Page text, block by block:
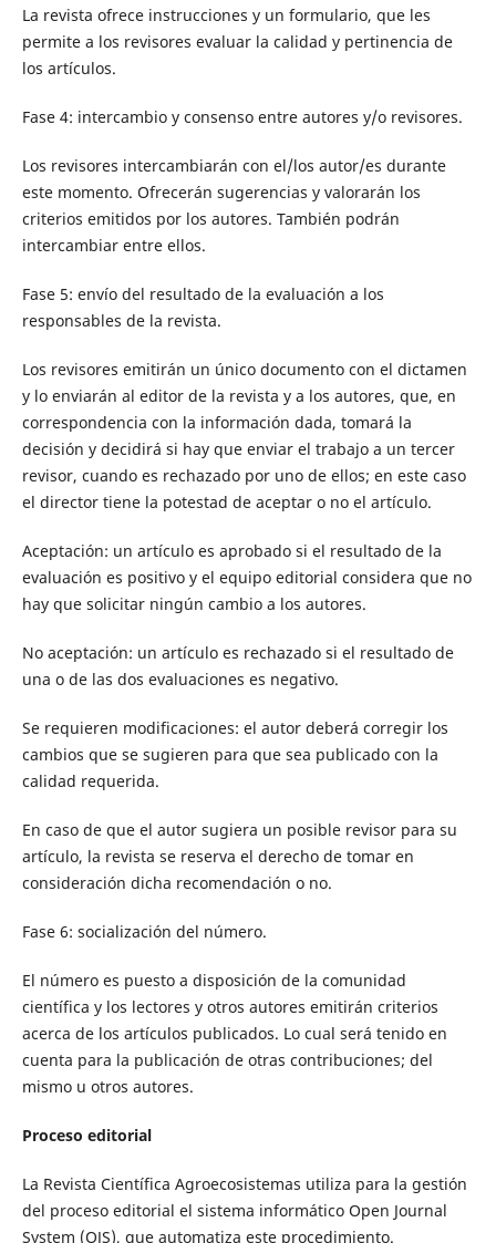
La revista ofrece instrucciones y un formulario, que les
permite a los revisores evaluar la calidad y pertinencia de
los artículos.
Fase 4: intercambio y consenso entre autores y/o revisores.
Los revisores intercambiarán con el/los autor/es durante
este momento. Ofrecerán sugerencias y valorarán los
criterios emitidos por los autores. También podrán
intercambiar entre ellos.
Fase 5: envío del resultado de la evaluación a los
responsables de la revista.
Los revisores emitirán un único documento con el dictamen
y lo enviarán al editor de la revista y a los autores, que, en
correspondencia con la información dada, tomará la
decisión y decidirá si hay que enviar el trabajo a un tercer
revisor, cuando es rechazado por uno de ellos; en este caso
el director tiene la potestad de aceptar o no el artículo.
Aceptación: un artículo es aprobado si el resultado de la
evaluación es positivo y el equipo editorial considera que no
hay que solicitar ningún cambio a los autores.
No aceptación: un artículo es rechazado si el resultado de
una o de las dos evaluaciones es negativo.
Se requieren modificaciones: el autor deberá corregir los
cambios que se sugieren para que sea publicado con la
calidad requerida.
En caso de que el autor sugiera un posible revisor para su
artículo, la revista se reserva el derecho de tomar en
consideración dicha recomendación o no.
Fase 6: socialización del número.
El número es puesto a disposición de la comunidad
científica y los lectores y otros autores emitirán criterios
acerca de los artículos publicados. Lo cual será tenido en
cuenta para la publicación de otras contribuciones; del
mismo u otros autores.
Proceso editorial
La Revista Científica Agroecosistemas utiliza para la gestión
del proceso editorial el sistema informático Open Journal
System (OJS), que automatiza este procedimiento.